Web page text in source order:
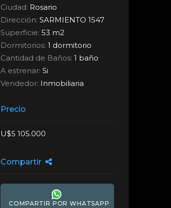
Ciudad: Rosario
Dirección: SARMIENTO 1547
Superficie: 53 m2
Dormitorios: 1 dormitorio
Cantidad de Baños: 1 baño
A estrenar: Si
Vendedor: Inmobiliaria
Precio
U$S 105.000
Compartir
COMPARTIR POR WHATSAPP